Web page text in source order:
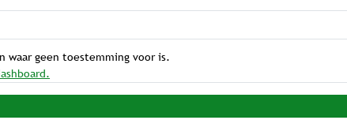
waar geen toestemming voor is.